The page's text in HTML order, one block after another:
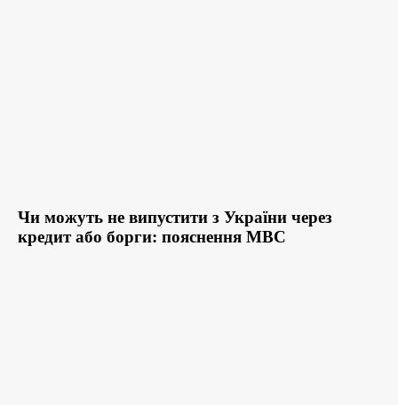
Чи можуть не випустити з України через
кредит або борги: пояснення МВС